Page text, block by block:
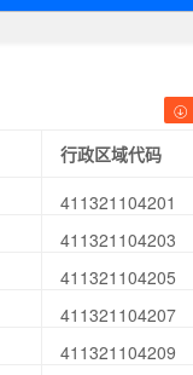
行政区域代码
411321104201
411321104203
411321104205
411321104207
411321104209